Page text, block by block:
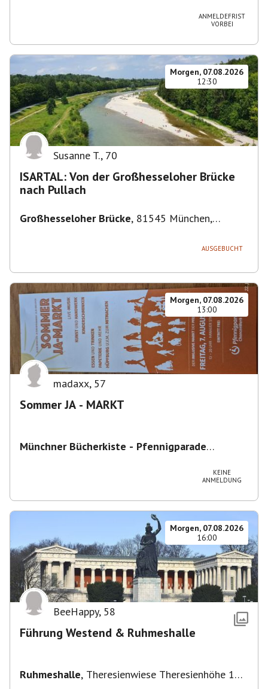
ANMELDEFRIST
VORBEI
Morgen, 07.08.2026
12:30
Susanne T., 70
ISARTAL: Von der Großhesseloher Brücke
nach Pullach
Großhesseloher Brücke, 81545 München,
AUSGEBUCHT
Morgen, 07.08.2026
13:00
madaxx, 57
Sommer JA - MARKT
Münchner Bücherkiste - Pfennigparade
KEINE
ANMELDUNG
Morgen, 07.08.2026
16:00
BeeHappy, 58
Führung Westend & Ruhmeshalle
Ruhmeshalle, Theresienwiese Theresienhöhe 16,